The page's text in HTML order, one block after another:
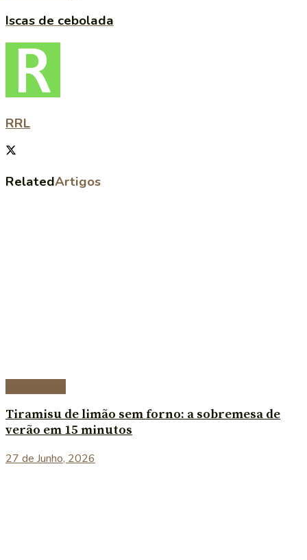
Iscas de cebolada
RRL
RelatedArtigos
Tiramisu de limão sem forno: a sobremesa de
verão em 15 minutos
27 de Junho, 2026